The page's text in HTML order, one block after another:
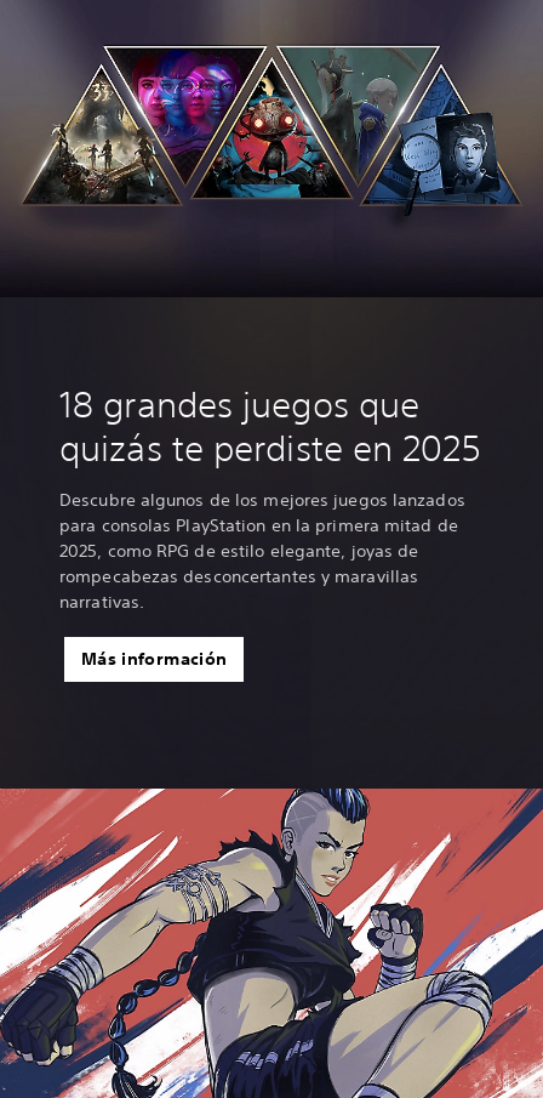
18 grandes juegos que
quizás te perdiste en 2025
Descubre algunos de los mejores juegos lanzados
para consolas PlayStation en la primera mitad de
2025, como RPG de estilo elegante, joyas de
rompecabezas desconcertantes y maravillas
narrativas.
Más información